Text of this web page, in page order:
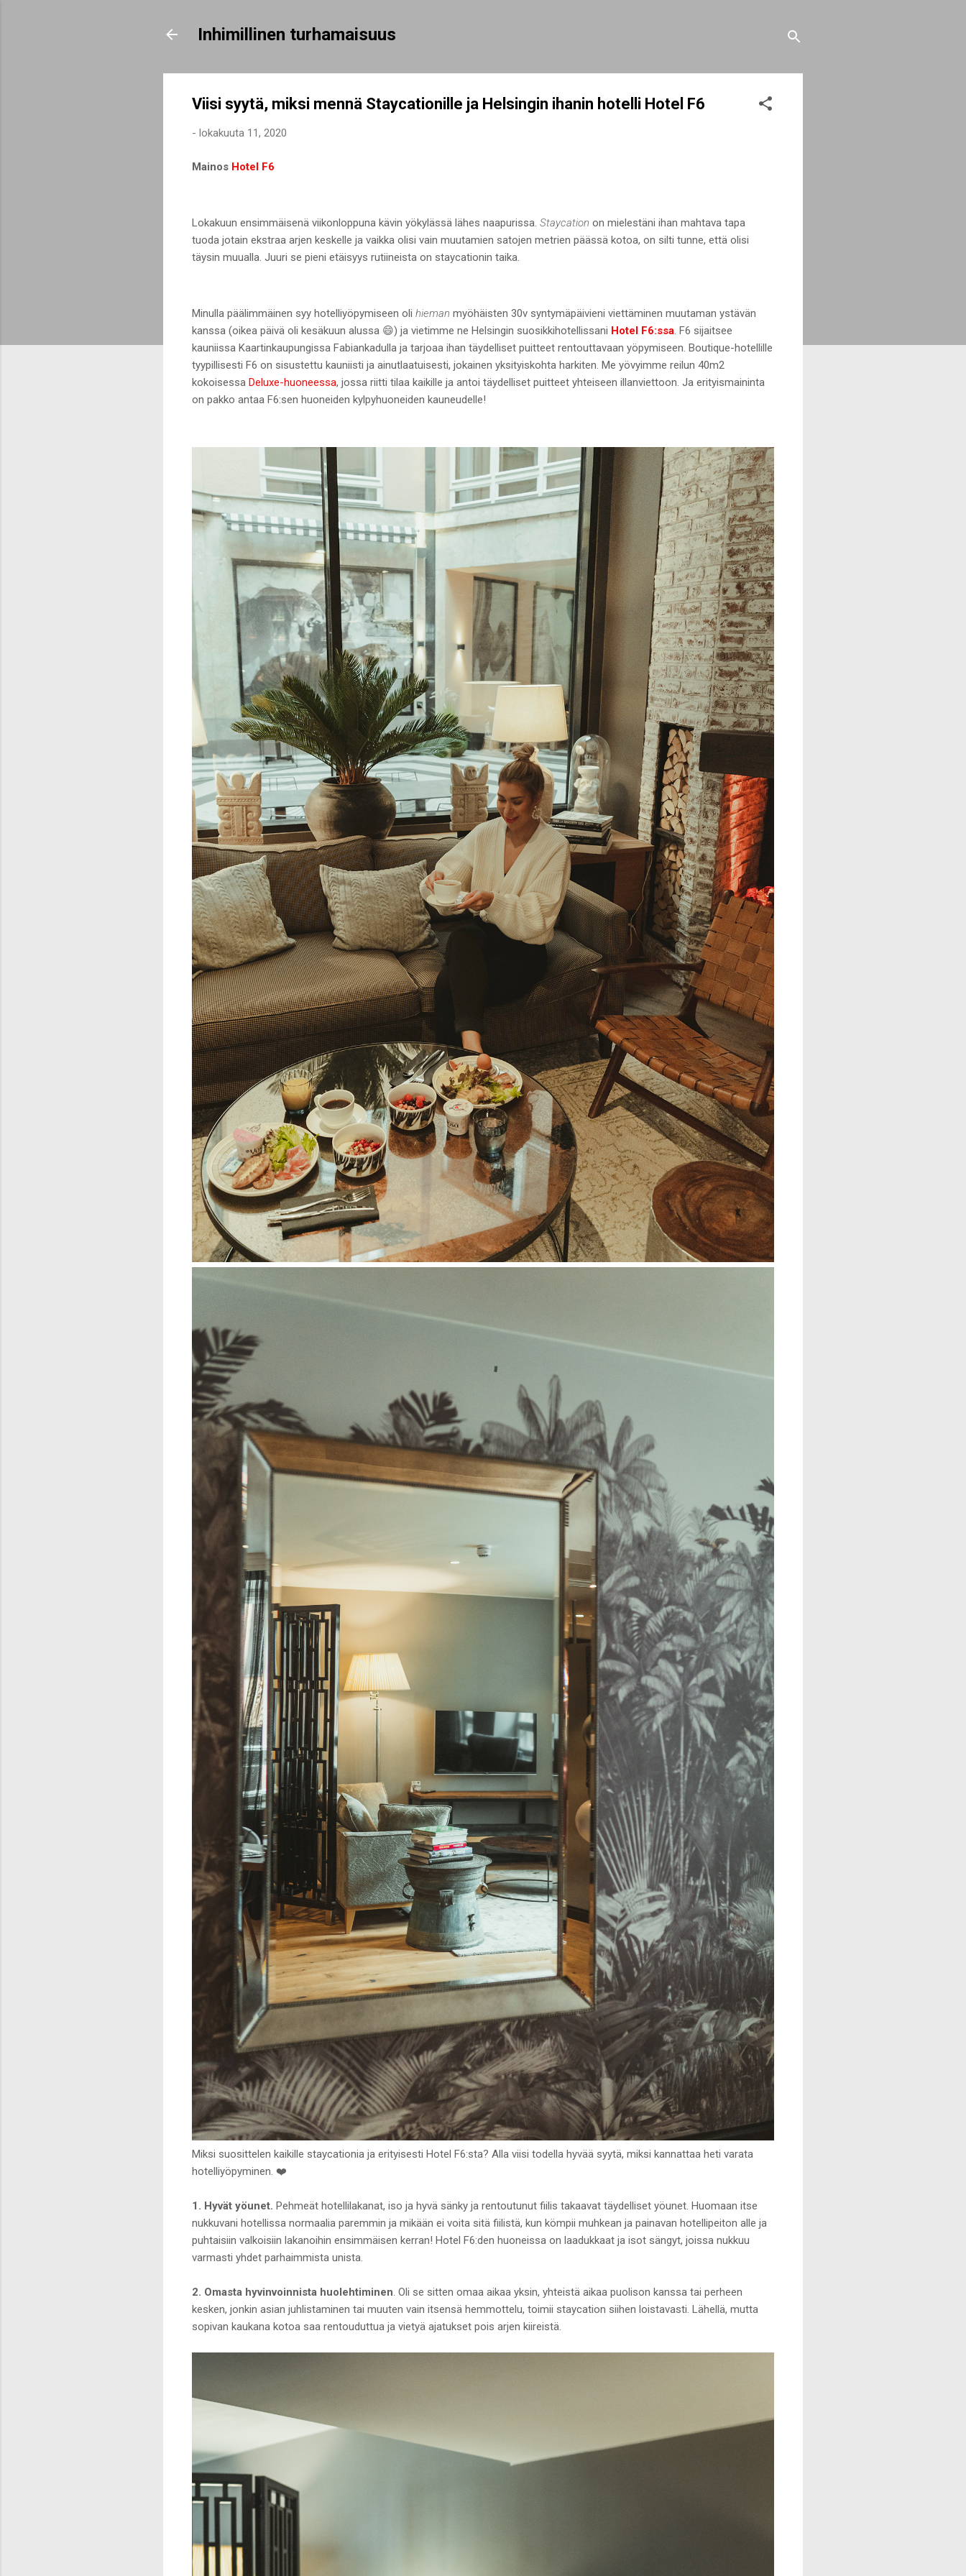
Inhimillinen turhamaisuus
Viisi syytä, miksi mennä Staycationille ja Helsingin ihanin hotelli Hotel F6
- lokakuuta 11, 2020
Mainos Hotel F6
Lokakuun ensimmäisenä viikonloppuna kävin yökylässä lähes naapurissa. Staycation on mielestäni ihan mahtava tapa
tuoda jotain ekstraa arjen keskelle ja vaikka olisi vain muutamien satojen metrien päässä kotoa, on silti tunne, että olisi
täysin muualla. Juuri se pieni etäisyys rutiineista on staycationin taika.
Minulla päälimmäinen syy hotelliyöpymiseen oli hieman myöhäisten 30v syntymäpäivieni viettäminen muutaman ystävän
kanssa (oikea päivä oli kesäkuun alussa 😄) ja vietimme ne Helsingin suosikkihotellissani Hotel F6:ssa . F6 sijaitsee
kauniissa Kaartinkaupungissa Fabiankadulla ja tarjoaa ihan täydelliset puitteet rentouttavaan yöpymiseen. Boutique-hotellille
tyypillisesti F6 on sisustettu kauniisti ja ainutlaatuisesti, jokainen yksityiskohta harkiten. Me yövyimme reilun 40m2
kokoisessa Deluxe-huoneessa, jossa riitti tilaa kaikille ja antoi täydelliset puitteet yhteiseen illanviettoon. Ja erityismaininta
on pakko antaa F6:sen huoneiden kylpyhuoneiden kauneudelle!
Miksi suosittelen kaikille staycationia ja erityisesti Hotel F6:sta? Alla viisi todella hyvää syytä, miksi kannattaa heti varata
hotelliyöpyminen. ❤️
1. Hyvät yöunet. Pehmeät hotellilakanat, iso ja hyvä sänky ja rentoutunut fiilis takaavat täydelliset yöunet. Huomaan itse
nukkuvani hotellissa normaalia paremmin ja mikään ei voita sitä fiilistä, kun kömpii muhkean ja painavan hotellipeiton alle ja
puhtaisiin valkoisiin lakanoihin ensimmäisen kerran! Hotel F6:den huoneissa on laadukkaat ja isot sängyt, joissa nukkuu
varmasti yhdet parhaimmista unista.
2. Omasta hyvinvoinnista huolehtiminen. Oli se sitten omaa aikaa yksin, yhteistä aikaa puolison kanssa tai perheen
kesken, jonkin asian juhlistaminen tai muuten vain itsensä hemmottelu, toimii staycation siihen loistavasti. Lähellä, mutta
sopivan kaukana kotoa saa rentouduttua ja vietyä ajatukset pois arjen kiireistä.